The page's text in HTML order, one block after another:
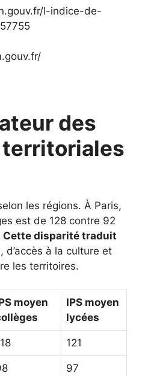
l-indice-de-
des
les régions. À Paris,
est de 128 contre 92
Cette disparité traduit
d’accès à la culture et
les territoires.
moyen
IPS moyen
lycées
121
97